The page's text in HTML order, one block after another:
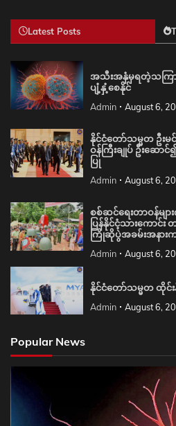
Latest Posts
အသီးအနှံမှရတဲ့သကြ
ပျံ့နှံ့စေနိုင်
Admin August 6,
နိုင်ငံတော်သမ္မတ ဦး
ဝန်ကြီးချုပ် ဦးဆေ
ပြု
Admin August 6,
စစ်ဆင်ရေးတာဝန်မျ
ပြန်နိုင်ငံ့သားကောင်း
ကြိုဆိုပွဲအခမ်းအနားက
Admin August 6,
နိုင်ငံတော်သမ္မတ ထိုင်
Admin August 6,
Popular News